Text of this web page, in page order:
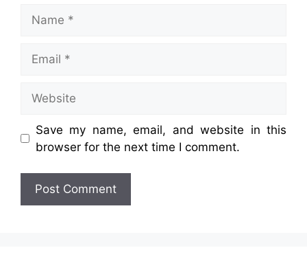
Save my name, email, and website in this
browser for the next time I comment.